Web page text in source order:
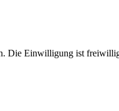
Die Einwilligung ist